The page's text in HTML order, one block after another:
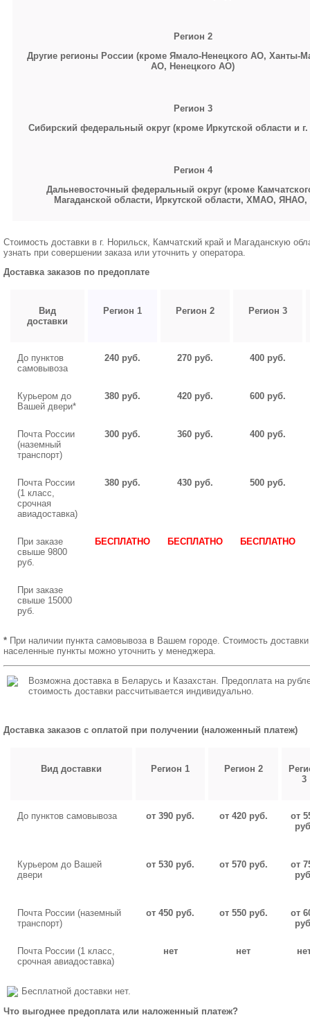
Регион 2
Другие регионы России (кроме Ямало-Ненецкого АО, Ханты-
АО, Ненецкого АО)
Регион 3
Сибирский федеральный округ (кроме Иркутской области и
Регион 4
Дальневосточный федеральный округ (кроме
Магаданской области, Иркутской области, ХМАО, ЯНАО,
Стоимость доставки в г. Норильск, Камчатский край и Магаданскую
узнать при совершении заказа или уточнить у оператора.
Доставка заказов по предоплате
Вид
доставки
Регион 1 Регион 2 Регион 3
До пунктов
самовывоза
240 руб. 270 руб. 400 руб.
Курьером до
Вашей двери*
380 руб. 420 руб. 600 руб.
Почта России
(наземный
транспорт)
300 руб. 360 руб. 400 руб.
Почта России
(1 класс,
срочная
авиадоставка)
380 руб. 430 руб. 500 руб.
При заказе
свыше 9800
руб.
БЕСПЛАТНО БЕСПЛАТНО БЕСПЛАТНО
При заказе
свыше 15000
руб.
* При наличии пункта самовывоза в Вашем городе. Стоимость доставки
населенные пункты можно уточнить у менеджера.
Возможна доставка в Беларусь и Казахстан. Предоплата на
стоимость доставки рассчитывается индивидуально.
Доставка заказов с оплатой при получении (наложенный платеж)
Вид доставки Регион 1 Регион 2
3
До пунктов самовывоза от 390 руб. от 420 руб.
от
Курьером до Вашей
двери
от 530 руб. от 570 руб.
от
Почта России (наземный
транспорт)
от 450 руб. от 550 руб.
от
Почта России (1 класс,
срочная авиадоставка)
нет нет
Бесплатной доставки нет.
Что выгоднее предоплата или наложенный платеж?